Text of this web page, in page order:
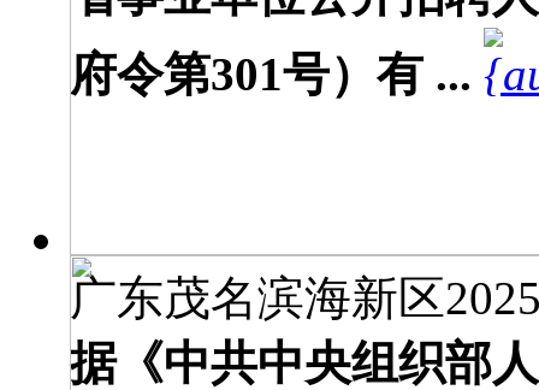
府令第301号）有 ...
广东茂名滨海新区
据《中共中央组织部